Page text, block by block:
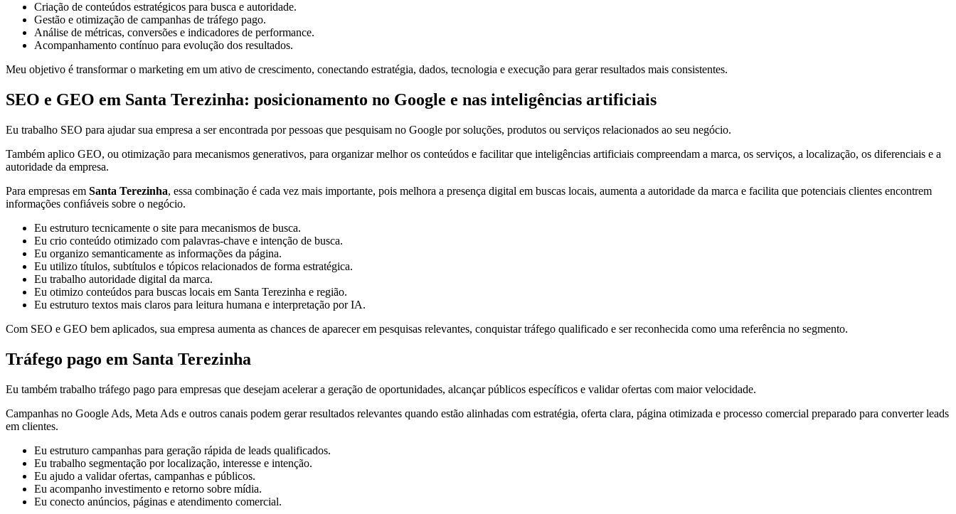
Criação de conteúdos estratégicos para busca e autoridade.
Gestão e otimização de campanhas de tráfego pago.
Análise de métricas, conversões e indicadores de performance.
Acompanhamento contínuo para evolução dos resultados.
Meu objetivo é transformar o marketing em um ativo de crescimento, conectando estratégia, dados, tecnologia e execução para gerar resultados mais consistentes.
SEO e GEO em Santa Terezinha: posicionamento no Google e nas inteligências artificiais
Eu trabalho SEO para ajudar sua empresa a ser encontrada por pessoas que pesquisam no Google por soluções, produtos ou serviços relacionados ao seu negócio.
Também aplico GEO, ou otimização para mecanismos generativos, para organizar melhor os conteúdos e facilitar que inteligências artificiais compreendam a marca, os serviços, a localização, os diferenciais e a
autoridade da empresa.
Para empresas em Santa Terezinha, essa combinação é cada vez mais importante, pois melhora a presença digital em buscas locais, aumenta a autoridade da marca e facilita que potenciais clientes encontrem
informações confiáveis sobre o negócio.
Eu estruturo tecnicamente o site para mecanismos de busca.
Eu crio conteúdo otimizado com palavras-chave e intenção de busca.
Eu organizo semanticamente as informações da página.
Eu utilizo títulos, subtítulos e tópicos relacionados de forma estratégica.
Eu trabalho autoridade digital da marca.
Eu otimizo conteúdos para buscas locais em Santa Terezinha e região.
Eu estruturo textos mais claros para leitura humana e interpretação por IA.
Com SEO e GEO bem aplicados, sua empresa aumenta as chances de aparecer em pesquisas relevantes, conquistar tráfego qualificado e ser reconhecida como uma referência no segmento.
Tráfego pago em Santa Terezinha
Eu também trabalho tráfego pago para empresas que desejam acelerar a geração de oportunidades, alcançar públicos específicos e validar ofertas com maior velocidade.
Campanhas no Google Ads, Meta Ads e outros canais podem gerar resultados relevantes quando estão alinhadas com estratégia, oferta clara, página otimizada e processo comercial preparado para converter leads
em clientes.
Eu estruturo campanhas para geração rápida de leads qualificados.
Eu trabalho segmentação por localização, interesse e intenção.
Eu ajudo a validar ofertas, campanhas e públicos.
Eu acompanho investimento e retorno sobre mídia.
Eu conecto anúncios, páginas e atendimento comercial.